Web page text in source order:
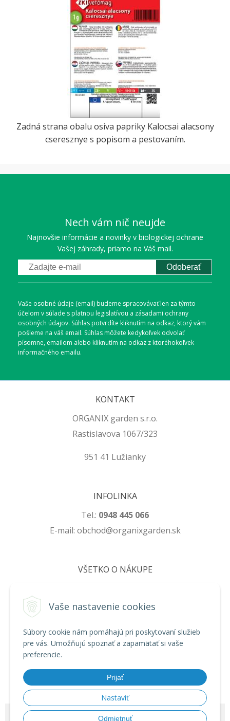
Vaše nastavenie cookies
Súbory cookie nám pomáhajú pri poskytovaní služieb
pre vás. Umožňujú spoznať a zapamätať si vaše
preferencie.
Prijať
Nastaviť
Odmietnuť
Zadná strana obalu osiva papriky Kalocsai alacsony
cseresznye s popisom a pestovaním.
Nech vám nič neujde
Najnovšie informácie a novinky v biologickej ochrane
Vašej záhrady, priamo na Váš mail.
Odoberať
Vaše osobné údaje (email) budeme spracovávať len za týmto
účelom v súlade s platnou legislatívou a zásadami ochrany
osobných údajov. Súhlas potvrdíte kliknutím na odkaz, ktorý vám
pošleme na váš email. Súhlas môžete kedykoľvek odvolať
písomne, emailom alebo kliknutím na odkaz z ktoréhokoľvek
informačného emailu.
KONTAKT
ORGANIX garden s.r.o.
Rastislavova 1067/323
951 41 Lužianky
INFOLINKA
Tel.: 0948 445 066
E-mail: obchod@organixgarden.sk
VŠETKO O NÁKUPE
Ochrana súkromia
NA STIAHNUTIE
Formulár na odstúpenie od zmluvy
Poučenie o uplatnení práva na odstúpenie od zmluvy
© 2026 ORGANIXgarden • NextShop&e-shop Pohoda Connector by